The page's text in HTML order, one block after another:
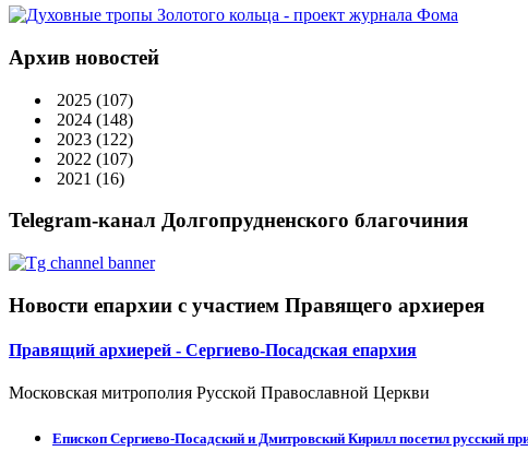
Архив новостей
2025 (107)
2024 (148)
2023 (122)
2022 (107)
2021 (16)
Telegram-канал Долгопрудненского благочиния
Новости епархии с участием Правящего архиерея
Правящий архиерей - Сергиево-Посадская епархия
Московская митрополия Русской Православной Церкви
Епископ Сергиево-Посадский и Дмитровский Кирилл посетил русский